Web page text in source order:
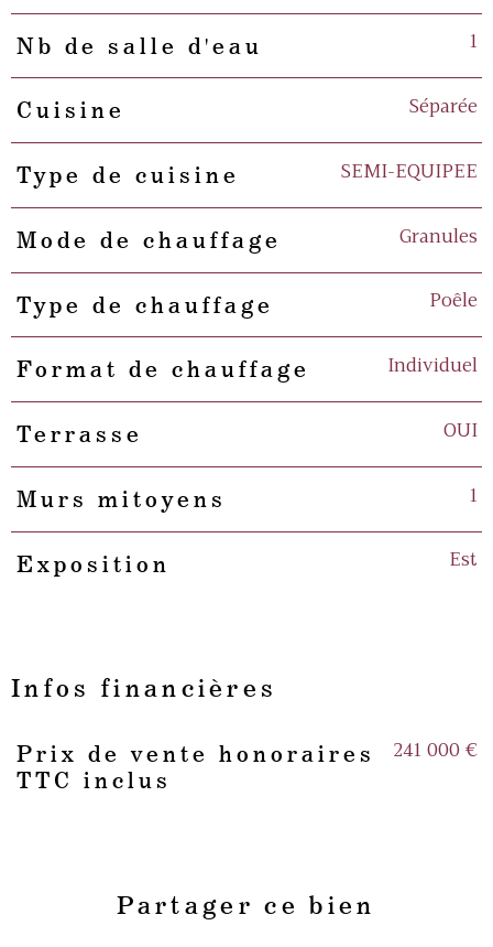
Nb de salle d'eau 1
Cuisine Séparée
Type de cuisine SEMI-EQUIPEE
Mode de chauffage Granules
Type de chauffage Poêle
Format de chauffage Individuel
Terrasse OUI
Murs mitoyens 1
Exposition Est
Infos financières
Caractéristiques Valeurs
Prix de vente honoraires
TTC inclus
241 000 €
Partager ce bien